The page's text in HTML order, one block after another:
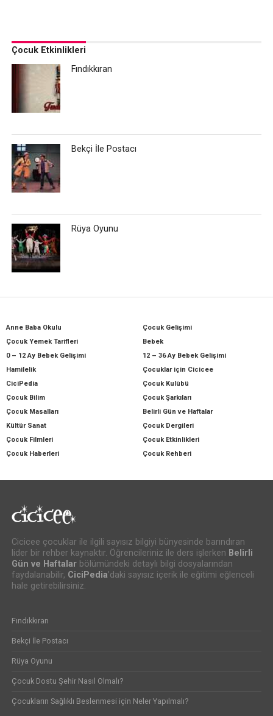
Çocuk Etkinlikleri
Fındıkkıran
Bekçi İle Postacı
Rüya Oyunu
Anne Baba Okulu
Çocuk Gelişimi
Çocuk Yemek Tarifleri
Bebek
0 – 12 Ay Bebek Gelişimi
12 – 36 Ay Bebek Gelişimi
Hamilelik
Çocuklar için Cicicee
CiciPedia
Çocuk Kulübü
Çocuk Bilim
Çocuk Şarkıları
Çocuk Masalları
Belirli Gün ve Haftalar
Kültür Sanat
Çocuk Dergileri
Çocuk Filmleri
Çocuk Etkinlikleri
Çocuk Haberleri
Çocuk Rehberi
Cicicee çocuklar ile ilgili sayısız bilgiyi bünyesinde barındıran
lider bir rehber kaynaktır. Öğrencileriniz ile ders işlerken Belirli
Gün ve Haftalarbölümündeki detaylı bilgi dosyalarından
faydalanabilir, CiciPedia’daki sayısız içerik ile eğitimi eğlenceli
hale getirebilirsiniz.
Fındıkkıran
Bekçi İle Postacı
Rüya Oyunu
Çocuk Dostu Şehir Nasıl Olmalı?
Çocukların Sağlıklı Beslenmesi için Neler Yapılmalı?